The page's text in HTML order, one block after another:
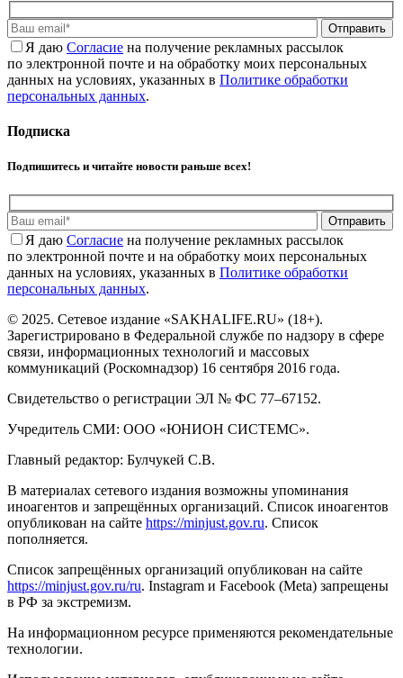
Отправить
Я даю Cогласие на получение рекламных рассылок
по электронной почте и на обработку моих персональных
данных на условиях, указанных в Политике обработки
персональных данных.
Подписка
Подпишитесь и читайте новости раньше всех!
Отправить
Я даю Cогласие на получение рекламных рассылок
по электронной почте и на обработку моих персональных
данных на условиях, указанных в Политике обработки
персональных данных.
© 2025. Сетевое издание «SAKHALIFE.RU» (18+).
Зарегистрировано в Федеральной службе по надзору в сфере
связи, информационных технологий и массовых
коммуникаций (Роскомнадзор) 16 сентября 2016 года.
Свидетельство о регистрации ЭЛ № ФС 77–67152.
Учредитель СМИ: ООО «ЮНИОН СИСТЕМС».
Главный редактор: Булчукей С.В.
В материалах сетевого издания возможны упоминания
иноагентов и запрещённых организаций. Список иноагентов
опубликован на сайте https://minjust.gov.ru. Список
пополняется.
Список запрещённых организаций опубликован на сайте
https://minjust.gov.ru/ru. Instagram и Facebook (Metа) запрещены
в РФ за экстремизм.
На информационном ресурсе применяются рекомендательные
технологии.